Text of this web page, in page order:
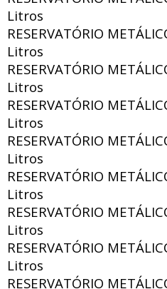
Litros
RESERVATÓRIO
Litros
RESERVATÓRIO
Litros
RESERVATÓRIO
Litros
RESERVATÓRIO
Litros
RESERVATÓRIO
Litros
RESERVATÓRIO
Litros
RESERVATÓRIO
Litros
RESERVATÓRIO